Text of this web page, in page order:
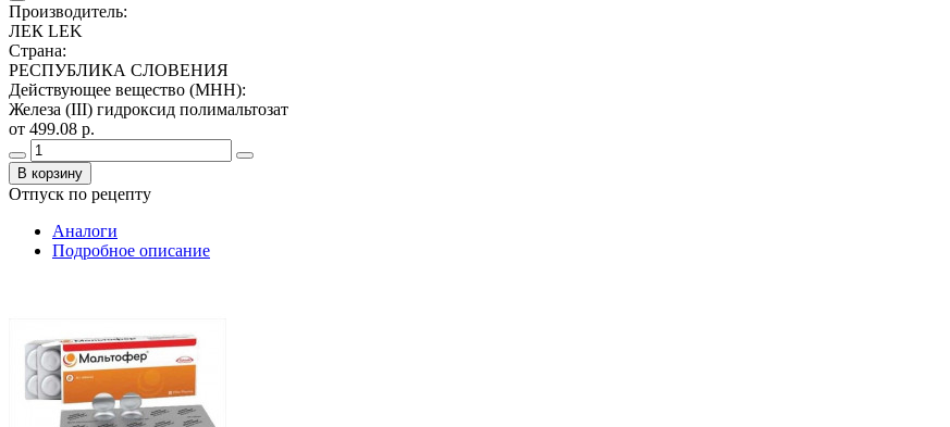
Производитель:
ЛЕК LEK
Страна:
РЕСПУБЛИКА СЛОВЕНИЯ
Действующее вещество (МНН):
Железа (III) гидроксид полимальтозат
от 499.08 р.
В корзину
Отпуск по рецепту
Аналоги
Подробное описание